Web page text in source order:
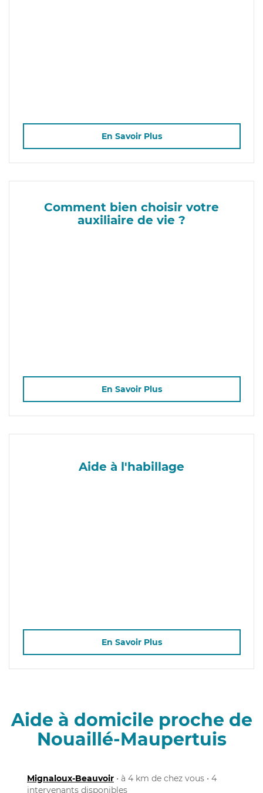
En Savoir Plus
Comment bien choisir votre
auxiliaire de vie ?
En Savoir Plus
Aide à l'habillage
En Savoir Plus
Aide à domicile proche de
Nouaillé-Maupertuis
Mignaloux-Beauvoir • à 4 km de chez vous • 4
intervenants disponibles